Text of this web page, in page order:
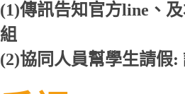
(1)傳訊告知官方line、
組
(2)協同人員幫學生請假: